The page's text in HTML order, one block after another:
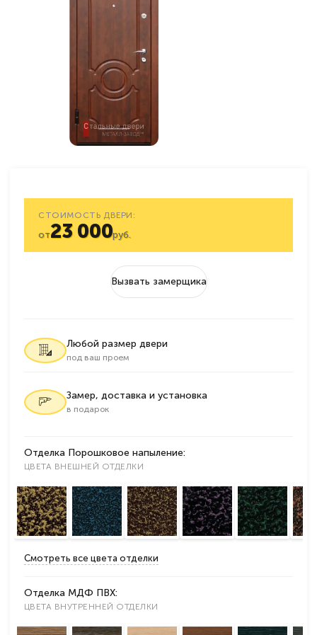
СТОИМОСТЬ ДВЕРИ:
от23 000руб.
Вызвать замерщика
Любой размер двери
под ваш проем
Замер, доставка и установка
в подарок
Отделка Порошковое напыление:
ЦВЕТА ВНЕШНЕЙ ОТДЕЛКИ
Смотреть все цвета отделки
Отделка МДФ ПВХ:
ЦВЕТА ВНУТРЕННЕЙ ОТДЕЛКИ